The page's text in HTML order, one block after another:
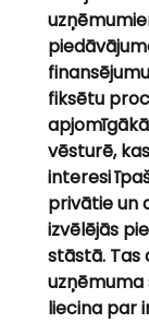
fiksētu
vēsturē,
interesi
privātie un
izvēlējās
stāstā. Tas
liecina par